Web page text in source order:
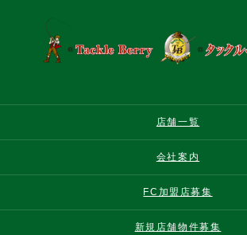
店舗一覧
会社案内
FC加盟店募集
新規店舗物件募集